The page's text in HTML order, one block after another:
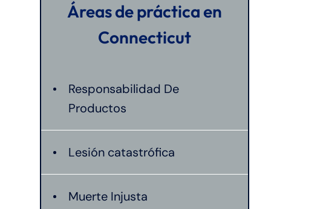
Áreas de práctica en
Connecticut
Responsabilidad De
Productos
Lesión catastrófica
Muerte Injusta